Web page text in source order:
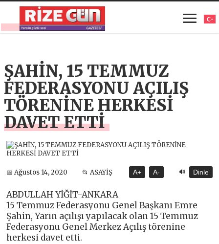
ŞAHİN, 15 TEMMUZ
FEDERASYONU AÇILIŞ
TÖRENİNE HERKESİ
DAVET ETTİ
📅 Ağustos 14, 2020 📂 ASAYİŞ A+ A- 🔊 Dinle
ABDULLAH YİĞİT-ANKARA
15 Temmuz Federasyonu Genel Başkanı Emre
Şahin, Yarın açılışı yapılacak olan 15 Temmuz
Federasyonu Genel Merkez Açılış törenine
herkesi davet etti.